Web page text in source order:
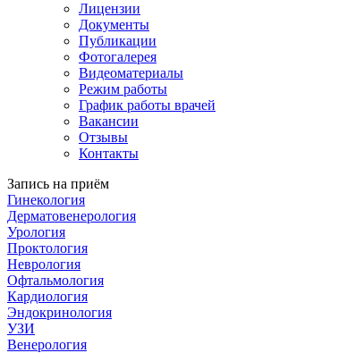
Лицензии
Документы
Публикации
Фотогалерея
Видеоматериалы
Режим работы
График работы врачей
Вакансии
Отзывы
Контакты
Запись на приём
Гинекология
Дерматовенерология
Урология
Проктология
Неврология
Офтальмология
Кардиология
Эндокринология
УЗИ
Венерология